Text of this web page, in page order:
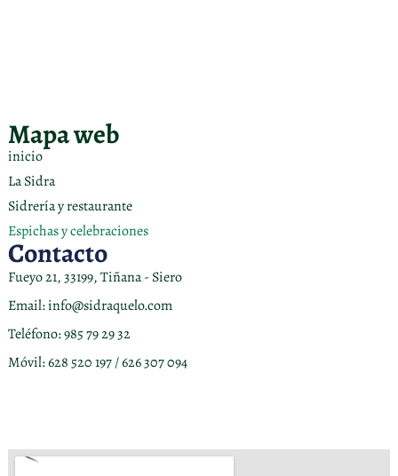
Mapa web
inicio
La Sidra
Sidrería y restaurante
Espichas y celebraciones
Contacto
Fueyo 21, 33199, Tiñana - Siero
Email: info@sidraquelo.com
Teléfono: 985 79 29 32
Móvil: 628 520 197 / 626 307 094